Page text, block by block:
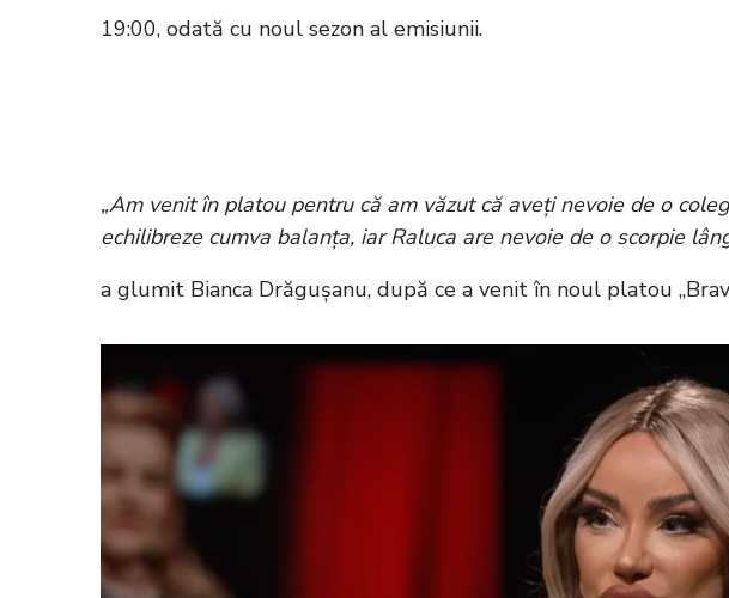
19:00, odată cu noul sezon al emisiunii.
„Am venit în platou pentru că am văzut că aveți nevoie de o
echilibreze cumva balanța, iar Raluca are nevoie de o scorpie
a glumit Bianca Drăgușanu, după ce a venit în noul platou